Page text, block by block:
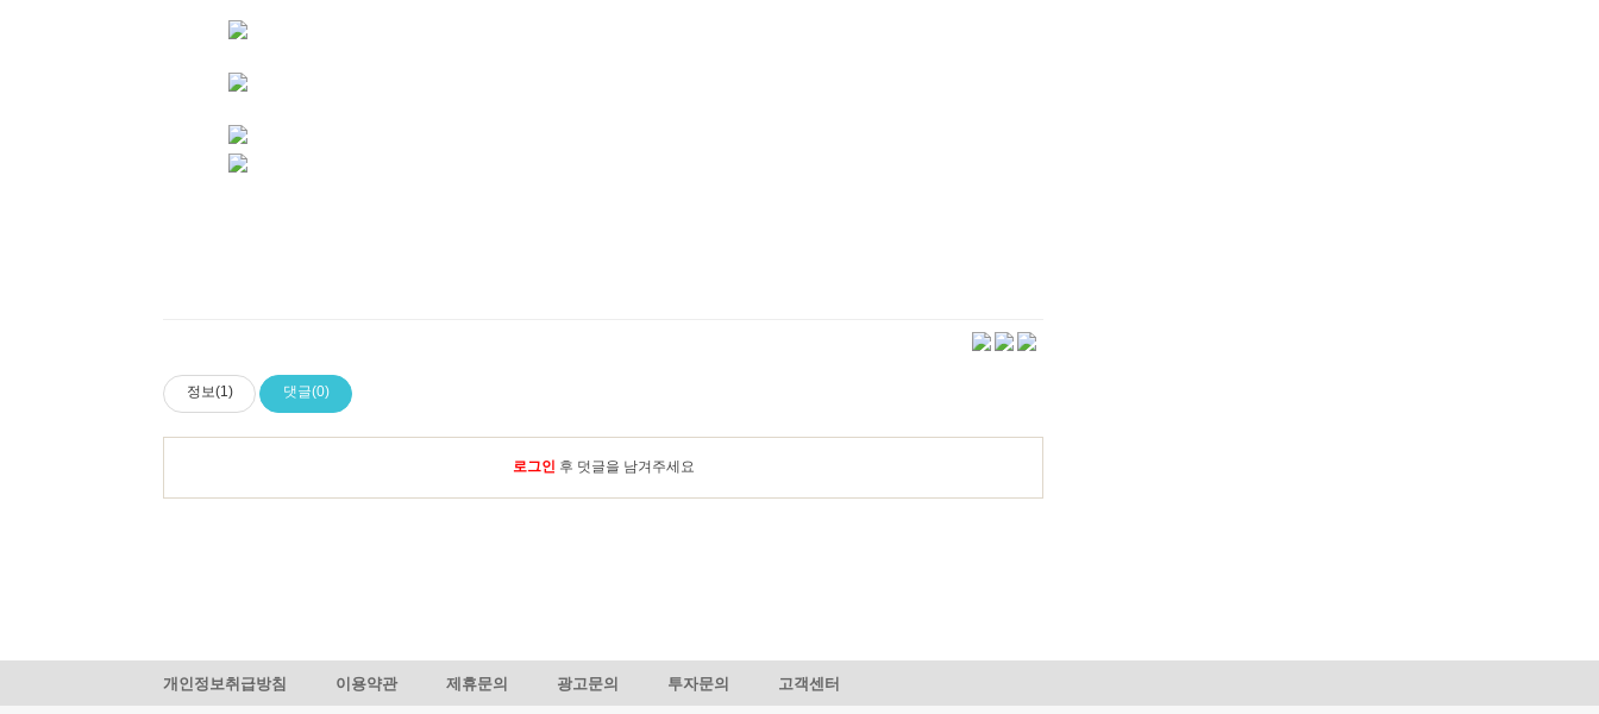
정보(1) 댓글(0)
로그인 후 덧글을 남겨주세요
개인정보취급방침 이용약관 제휴문의 광고문의 투자문의 고객센터